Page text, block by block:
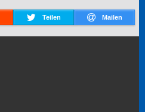
Teilen Mailen